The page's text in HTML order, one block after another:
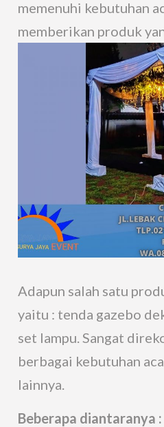
memenuhi kebutuhan
memberikan produk
Adapun salah satu
yaitu : tenda gazebo
set lampu. Sangat
berbagai kebutuhan
lainnya.
Beberapa diantaranya :